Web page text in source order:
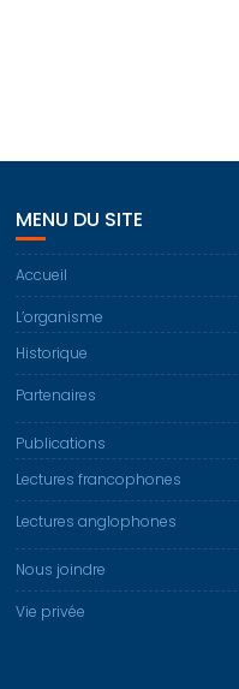
MENU DU SITE
Accueil
L’organisme
Historique
Partenaires
Publications
Lectures francophones
Lectures anglophones
Nous joindre
Vie privée